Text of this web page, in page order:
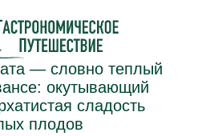
вкус, природная
ровные плоды
вкусом
без кислинки, только
в свежих салатах,